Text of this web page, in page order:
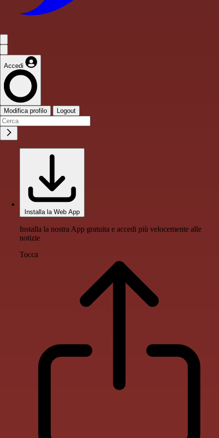
Accedi
Modifica profilo Logout
Installa la Web App
Installa la nostra App gratuita e accedi più velocemente alle
notizie
Tocca